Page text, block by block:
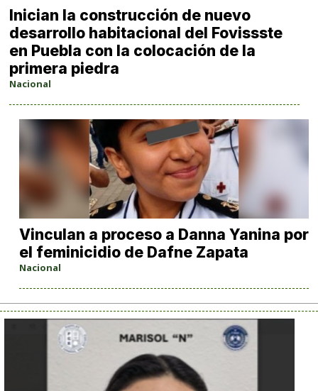
Inician la construcción de nuevo
desarrollo habitacional del Fovissste
en Puebla con la colocación de la
primera piedra
Nacional
Vinculan a proceso a Danna Yanina por
el feminicidio de Dafne Zapata
Nacional